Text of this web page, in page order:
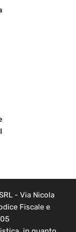
- Via Nicola
Fiscale e